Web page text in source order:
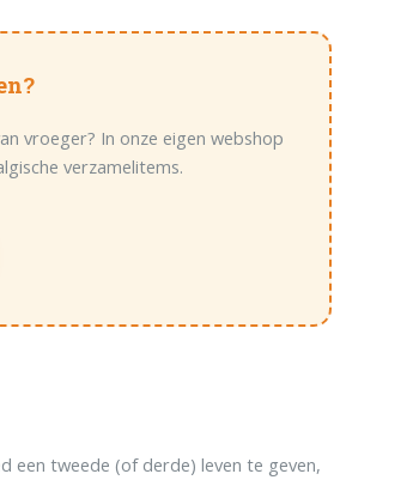
vroeger? In onze eigen webshop
verzamelitems.
een tweede (of derde) leven te geven,